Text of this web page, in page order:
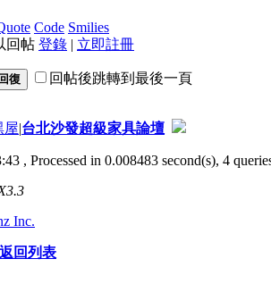
Code Smilies
回帖 登錄 | 立即註冊
復 回帖後跳轉到最後一頁
屋|台北沙發超級家具論壇
, Processed in 0.008483 second(s), 4
Inc.
返回列表